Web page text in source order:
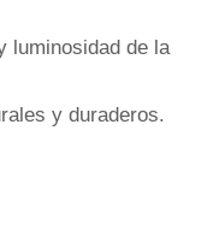
luminosidad de la
y duraderos.